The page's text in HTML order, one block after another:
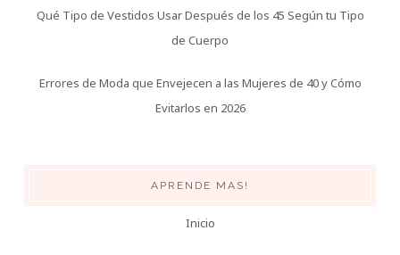
Qué Tipo de Vestidos Usar Después de los 45 Según tu Tipo
de Cuerpo
Errores de Moda que Envejecen a las Mujeres de 40 y Cómo
Evitarlos en 2026
APRENDE MAS!
Inicio